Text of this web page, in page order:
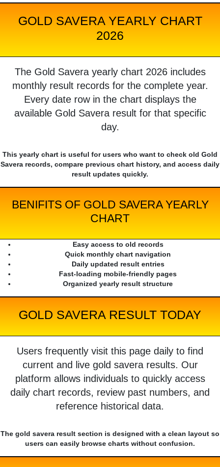
GOLD SAVERA YEARLY CHART
2026
The Gold Savera yearly chart 2026 includes
monthly result records for the complete year.
Every date row in the chart displays the
available Gold Savera result for that specific
day.
This yearly chart is useful for users who want to check old Gold
Savera records, compare previous chart history, and access daily
result updates quickly.
BENIFITS OF GOLD SAVERA YEARLY
CHART
Easy access to old records
Quick monthly chart navigation
Daily updated result entries
Fast-loading mobile-friendly pages
Organized yearly result structure
GOLD SAVERA RESULT TODAY
Users frequently visit this page daily to find
current and live gold savera results. Our
platform allows individuals to quickly access
daily chart records, review past numbers, and
reference historical data.
The gold savera result section is designed with a clean layout so
users can easily browse charts without confusion.